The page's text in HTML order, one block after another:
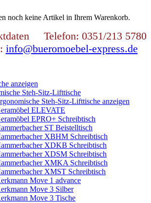
noch keine Artikel in Ihrem Warenkorb.
Telefon: 0351/213 5780
info@bueromoebel-express.de
anzeigen
Steh-Sitz-Lifttische
Steh-Sitz-Lifttische anzeigen
ELEVATE
EPRO+ Schreibtisch
ST Beistelltisch
XBHM Schreibtisch
XDKB Schreibtisch
XDSM Schreibtisch
XMKA Schreibtisch
XMST Schreibtisch
Move 1 advance
Move 3 Silber
Move 3 Tische